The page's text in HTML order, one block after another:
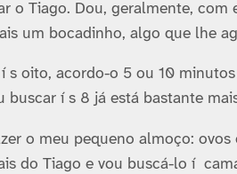
o Tiago. Dou, geralmente, com
um bocadinho, algo que lhe
s oito, acordo-o 5 ou 10
buscar í s 8 já está bastante
o meu pequeno almoço:
do Tiago e vou buscá-lo í